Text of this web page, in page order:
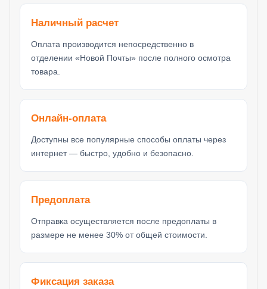
Наличный расчет
Оплата производится непосредственно в
отделении «Новой Почты» после полного осмотра
товара.
Онлайн-оплата
Доступны все популярные способы оплаты через
интернет — быстро, удобно и безопасно.
Предоплата
Отправка осуществляется после предоплаты в
размере не менее 30% от общей стоимости.
Фиксация заказа